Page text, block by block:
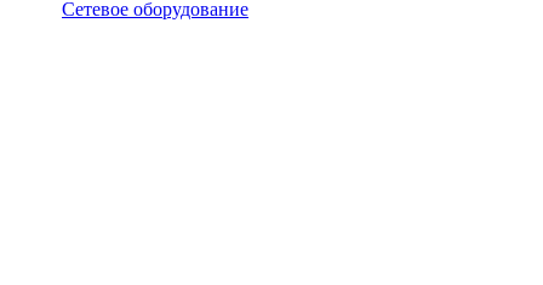
Сетевое оборудование